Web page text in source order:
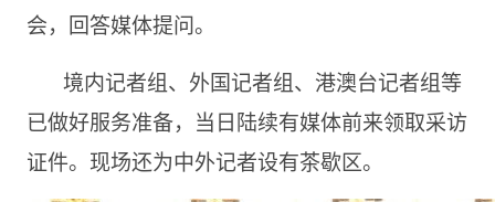
会，回答媒体提问。
境内记者组、外国记者组、港澳台记者组等
已做好服务准备，当日陆续有媒体前来领取采访
证件。现场还为中外记者设有茶歇区。